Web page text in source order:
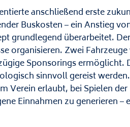
anschließend erste
Buskosten – ein Anstieg
grundlegend überarbeitet.
organisieren. Zwei
Sponsorings
sinnvoll gereist werden.
Verein erlaubt, bei Spielen
Einnahmen zu generieren